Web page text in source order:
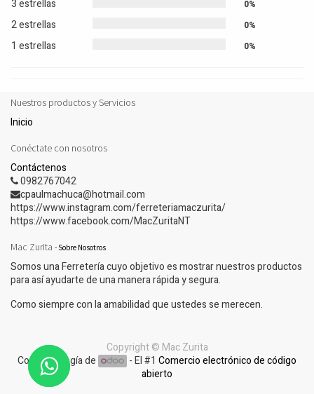
3 estrellas 0%
2 estrellas 0%
1 estrellas 0%
Nuestros productos y Servicios
Inicio
Conéctate con nosotros
Contáctenos
0982767042
cpaulmachuca@hotmail.com
https://www.instagram.com/ferreteriamaczurita/
https://www.facebook.com/MacZuritaNT
Mac Zurita - Sobre Nosotros
Somos una Ferretería cuyo objetivo es mostrar nuestros productos
para así ayudarte de una manera rápida y segura.
Como siempre con la amabilidad que ustedes se merecen.
Copyright © Mac Zurita
Con tecnología de
- El #1 Comercio electrónico de código
abierto